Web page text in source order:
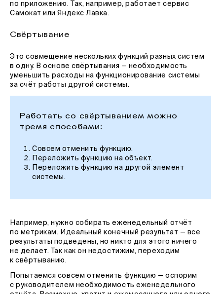
по приложению. Так, например, работает сервис
Самокат или Яндекс Лавка.
Свёртывание
Это совмещение нескольких функций разных систем
в одну. В основе свёртывания — необходимость
уменьшить расходы на функционирование системы
за счёт работы другой системы.
Работать со свёртыванием можно
тремя способами:
Совсем отменить функцию.
Переложить функцию на объект.
Переложить функцию на другой элемент
системы.
Например, нужно собирать еженедельный отчёт
по метрикам. Идеальный конечный результат — все
результаты подведены, но никто для этого ничего
не делает. Так как он недостижим, переходим
к свёртыванию.
Попытаемся совсем отменить функцию — оспорим
с руководителем необходимость еженедельного